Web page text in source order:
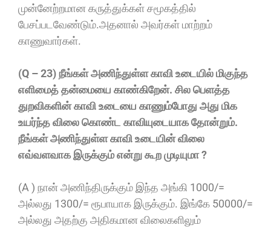
முன்னேற்றமான கருத்துக்கள் சமூகத்தில்
பேசப்படவேண்டும்.அதனால் அவர்கள் மாற்றம்
காணுவார்கள்.
(Q – 23) நீங்கள் அணிந்துள்ள காவி உடையில் மிகுந்த
எளிமைத் தன்மையை காண்கிறேன். சில பெளத்த
துறவிகளின் காவி உடையை காணும்போது அது மிக
உயர்ந்த விலை கொண்ட காவியுடையாக தோன்றும்.
நீங்கள் அணிந்துள்ள காவி உடையின் விலை
எவ்வளவாக இருக்கும் என்று கூற முடியுமா ?
(A ) நான் அணிந்திருக்கும் இந்த அங்கி 1000/=
அல்லது 1300/= ரூபாயாக இருக்கும். இங்கே 50000/=
அல்லது அதற்கு அதிகமான விலைகளிலும்